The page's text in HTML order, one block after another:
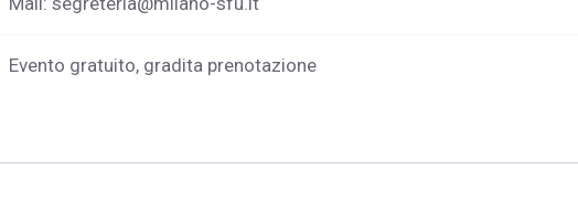
Evento gratuito, gradita prenotazione